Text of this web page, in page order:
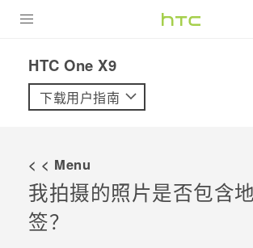
VIVE
支持帮助
在线客服
HTC One X9‎
下载用户指南
< < Menu
我拍摄的照片是否包含
签？